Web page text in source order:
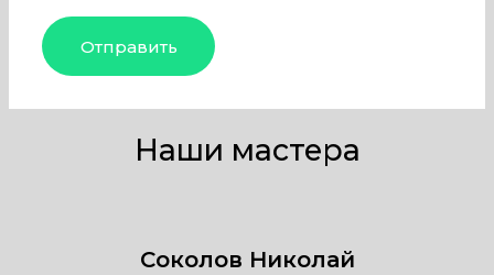
Наши мастера
Соколов Николай